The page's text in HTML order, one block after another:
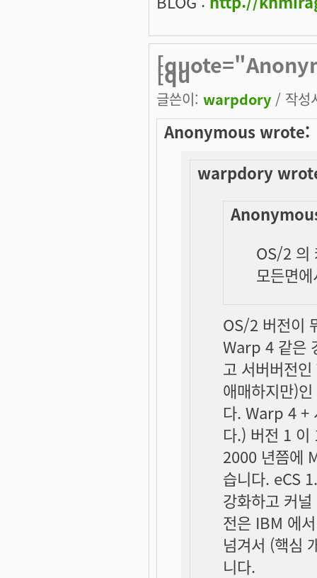
[qu
글쓴이: warpdory / 작성
Anonymous wrote:
warpdory
OS/2 의
모든면
OS/2 버전이
Warp 4 같은
고 서버버전
애매하지만)
다. Warp 4 +
다.) 버전 1
2000 년쯤에
습니다. eCS
강화하고 커
전은 IBM 에
넘겨서 (핵심
니다.